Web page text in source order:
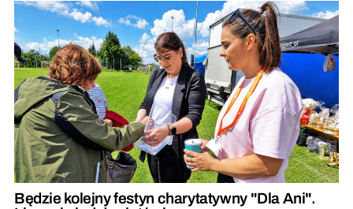
Będzie kolejny festyn charytatywny "Dla Ani".